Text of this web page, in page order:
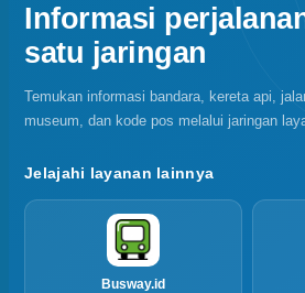
Informasi
satu jaringan
Temukan informasi bandara, kereta api,
museum, dan kode pos melalui jaringan
Jelajahi layanan lainnya
Busway.id